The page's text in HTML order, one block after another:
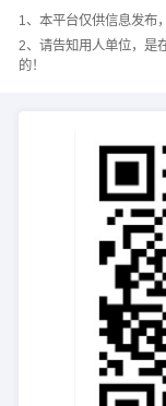
1、本平台仅供信息发布
2、请告知用人单位，是
的！